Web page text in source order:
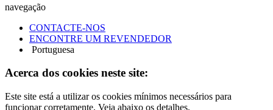
navegação
CONTACTE-NOS
ENCONTRE UM REVENDEDOR
Portuguesa
Acerca dos cookies neste site:
Este site está a utilizar os cookies mínimos necessários para
funcionar corretamente. Veja abaixo os detalhes.